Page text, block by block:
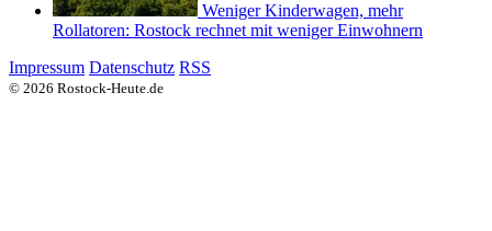
Weniger Kinderwagen, mehr
Rollatoren: Rostock rechnet mit weniger Einwohnern
Impressum Datenschutz RSS
© 2026 Rostock-Heute.de